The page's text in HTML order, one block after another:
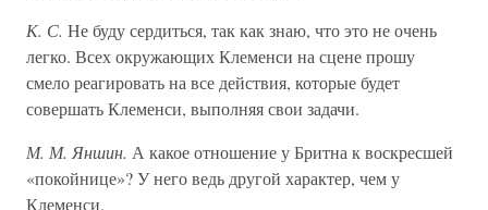
К. С. Не буду сердиться, так как знаю, что это не очень
легко. Всех окружающих Клеменси на сцене прошу
смело реагировать на все действия, которые будет
совершать Клеменси, выполняя свои задачи.
М. М. Яншин. А какое отношение у Бритна к воскресшей
«покойнице»? У него ведь другой характер, чем у
Клеменси.